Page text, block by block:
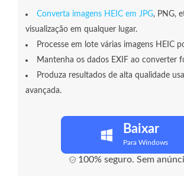
Converta imagens HEIC em JPG, PNG,
visualização em qualquer lugar.
Processe em lote várias imagens HEIC
Mantenha os dados EXIF ​​ao converter
Produza resultados de alta qualidade
avançada.
Baixar
Para Windows
100% seguro. Sem